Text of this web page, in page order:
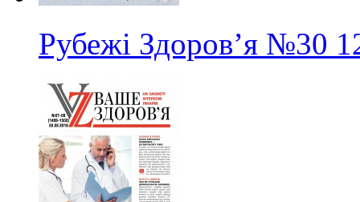
Рубежі Здоров’я №30